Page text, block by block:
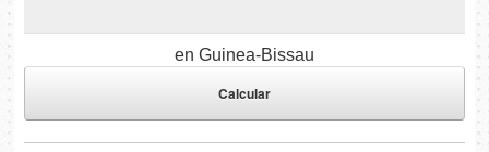
en Guinea-Bissau